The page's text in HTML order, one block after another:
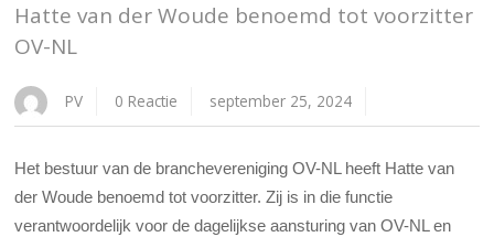
Hatte van der Woude benoemd tot voorzitter
OV-NL
PV 0 Reactie september 25, 2024
Het bestuur van de branchevereniging OV-NL heeft Hatte van
der Woude benoemd tot voorzitter. Zij is in die functie
verantwoordelijk voor de dagelijkse aansturing van OV-NL en